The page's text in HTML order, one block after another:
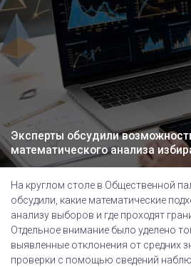
Эксперты обсудили
математического анализа
На круглом столе в Общественной
обсудили, какие математические
анализу выборов и где проходят
Отдельное внимание было уделено
выявленные отклонения от средних
проверки с помощью сведений